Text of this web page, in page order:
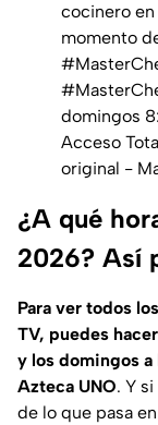
cocinero
momento
domingos
Acceso
original -
¿A qué
2026? Así
Para ver todos
TV, puedes
y los domingos a
Azteca UNO. Y
de lo que pasa